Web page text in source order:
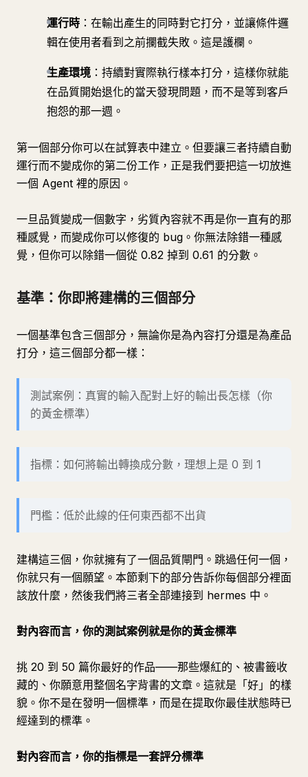
運行時 ：在輸出產生的同時對它打分，並讓條件邏
輯在使用者看到之前攔截失敗。這是護欄。
生產環境 ：持續對實際執行樣本打分，這樣你就能
在品質開始退化的當天發現問題，而不是等到客戶
抱怨的那一週。
第一個部分你可以在試算表中建立。但要讓三者持續自動
運行而不變成你的第二份工作，正是我們要把這一切放進
一個 Agent 裡的原因。
一旦品質變成一個數字，劣質內容就不再是你一直有的那
種感覺，而變成你可以修復的 bug。你無法除錯一種感
覺，但你可以除錯一個從 0.82 掉到 0.61 的分數。
基準：你即將建構的三個部分
一個基準包含三個部分，無論你是為內容打分還是為產品
打分，這三個部分都一樣：
測試案例：真實的輸入配對上好的輸出長怎樣（你
的黃金標準）
指標：如何將輸出轉換成分數，理想上是 0 到 1
門檻：低於此線的任何東西都不出貨
建構這三個，你就擁有了一個品質閘門。跳過任何一個，
你就只有一個願望。本節剩下的部分告訴你每個部分裡面
該放什麼，然後我們將三者全部連接到 hermes 中。
對內容而言，你的測試案例就是你的黃金標準
挑 20 到 50 篇你最好的作品——那些爆紅的、被書籤收
藏的、你願意用整個名字背書的文章。這就是「好」的樣
貌。你不是在發明一個標準，而是在提取你最佳狀態時已
經達到的標準。
對內容而言，你的指標是一套評分標準